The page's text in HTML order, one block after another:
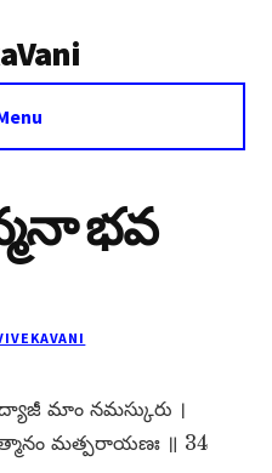
భవ
మాం నమస్కురు ।
మత్పరాయణః ॥ 34